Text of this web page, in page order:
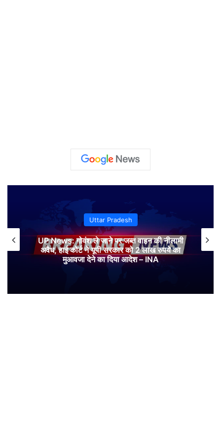
Uttar Pradesh
UP News: गोवंश ले जाने पर जब्त वाहन की नीलामी
अवैध, हाई कोर्ट ने यूपी सरकार को 2 लाख रुपये का
मुआवजा देने का दिया आदेश – INA